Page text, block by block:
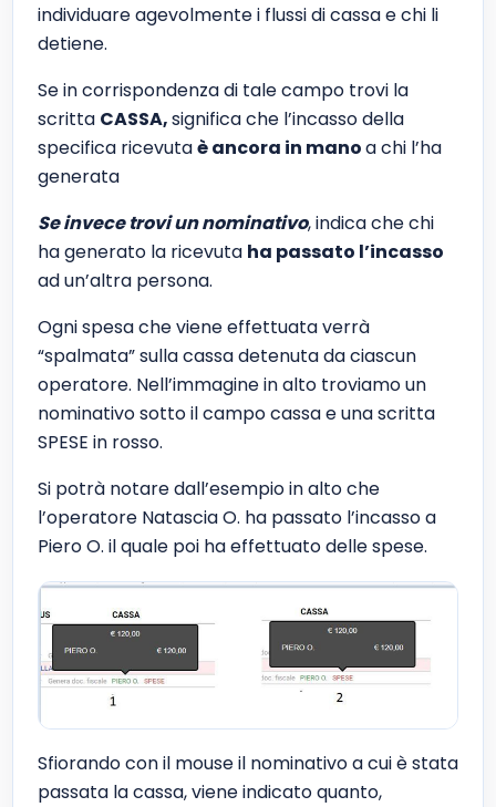
individuare agevolmente i flussi di cassa e chi li
detiene.
Se in corrispondenza di tale campo trovi la
scritta CASSA,significa che l’incasso della
specifica ricevutaè ancora in manoa chi l’ha
generata
Se invece trovi un nominativo, indica che chi
ha generato la ricevuta ha passato l’incasso
ad un’altra persona.
Ogni spesa che viene effettuata verrà
“spalmata” sulla cassa detenuta da ciascun
operatore. Nell’immagine in alto troviamo un
nominativo sotto il campo cassa e una scritta
SPESE in rosso.
Si potrà notare dall’esempio in alto che
l’operatore Natascia O. ha passato l’incasso a
Piero O. il quale poi ha effettuato delle spese.
Sfiorando con il mouse il nominativo a cui è stata
passata la cassa, viene indicato quanto,